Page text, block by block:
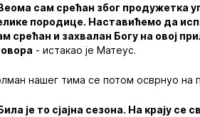
сам срећан због продужетка
породице. Наставићемо да
срећан и захвалан Богу на овој
- истакао је Матеус.
нашег тима се потом осврнуо на
је то сјајна сезона. На крају